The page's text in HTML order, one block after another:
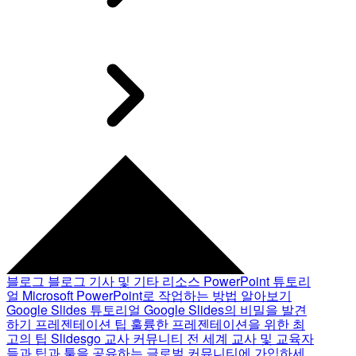
블로그 블로그 기사 및 기타 리소스 PowerPoint 튜토리
얼 Microsoft PowerPoint로 작업하는 방법 알아보기
Google Slides 튜토리얼 Google Slides의 비밀을 발견
하기 프레젠테이션 팁 훌륭한 프레젠테이션을 위한 최
고의 팁 Slidesgo 교사 커뮤니티 전 세계 교사 및 교육자